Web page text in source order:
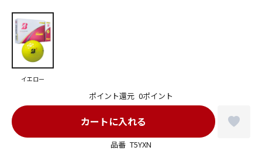
品番 T5YXN
ポイント還元 0ポイント
イエロー